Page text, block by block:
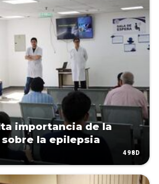
importancia de la
la epilepsia
498D